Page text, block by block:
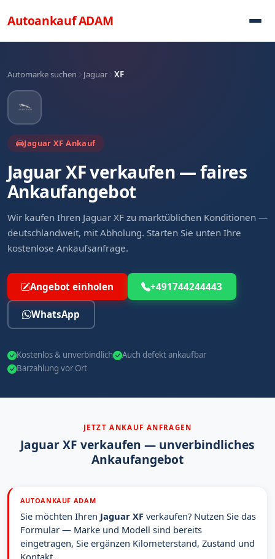
AutoankaufADAM
Automarke suchen Jaguar XF
Jaguar XF Ankauf
Jaguar XF verkaufen — faires
Ankaufangebot
Wir kaufen Ihren Jaguar XF zu marktüblichen Konditionen —
deutschlandweit, mit Abholung. Starten Sie unten Ihre
kostenlose Ankaufsanfrage.
Angebot einholen +491744244443
WhatsApp
Kostenlos & unverbindlich
Auch defekt ankaufbar
Barzahlung vor Ort
JETZT ANKAUF ANFRAGEN
Jaguar XF verkaufen — unverbindliches
Ankaufangebot
AUTOANKAUF ADAM
Sie möchten Ihren Jaguar XFverkaufen? Nutzen Sie das
Formular — Marke und Modell sind bereits
eingetragen, Sie ergänzen Kilometerstand, Zustand und
Kontakt.